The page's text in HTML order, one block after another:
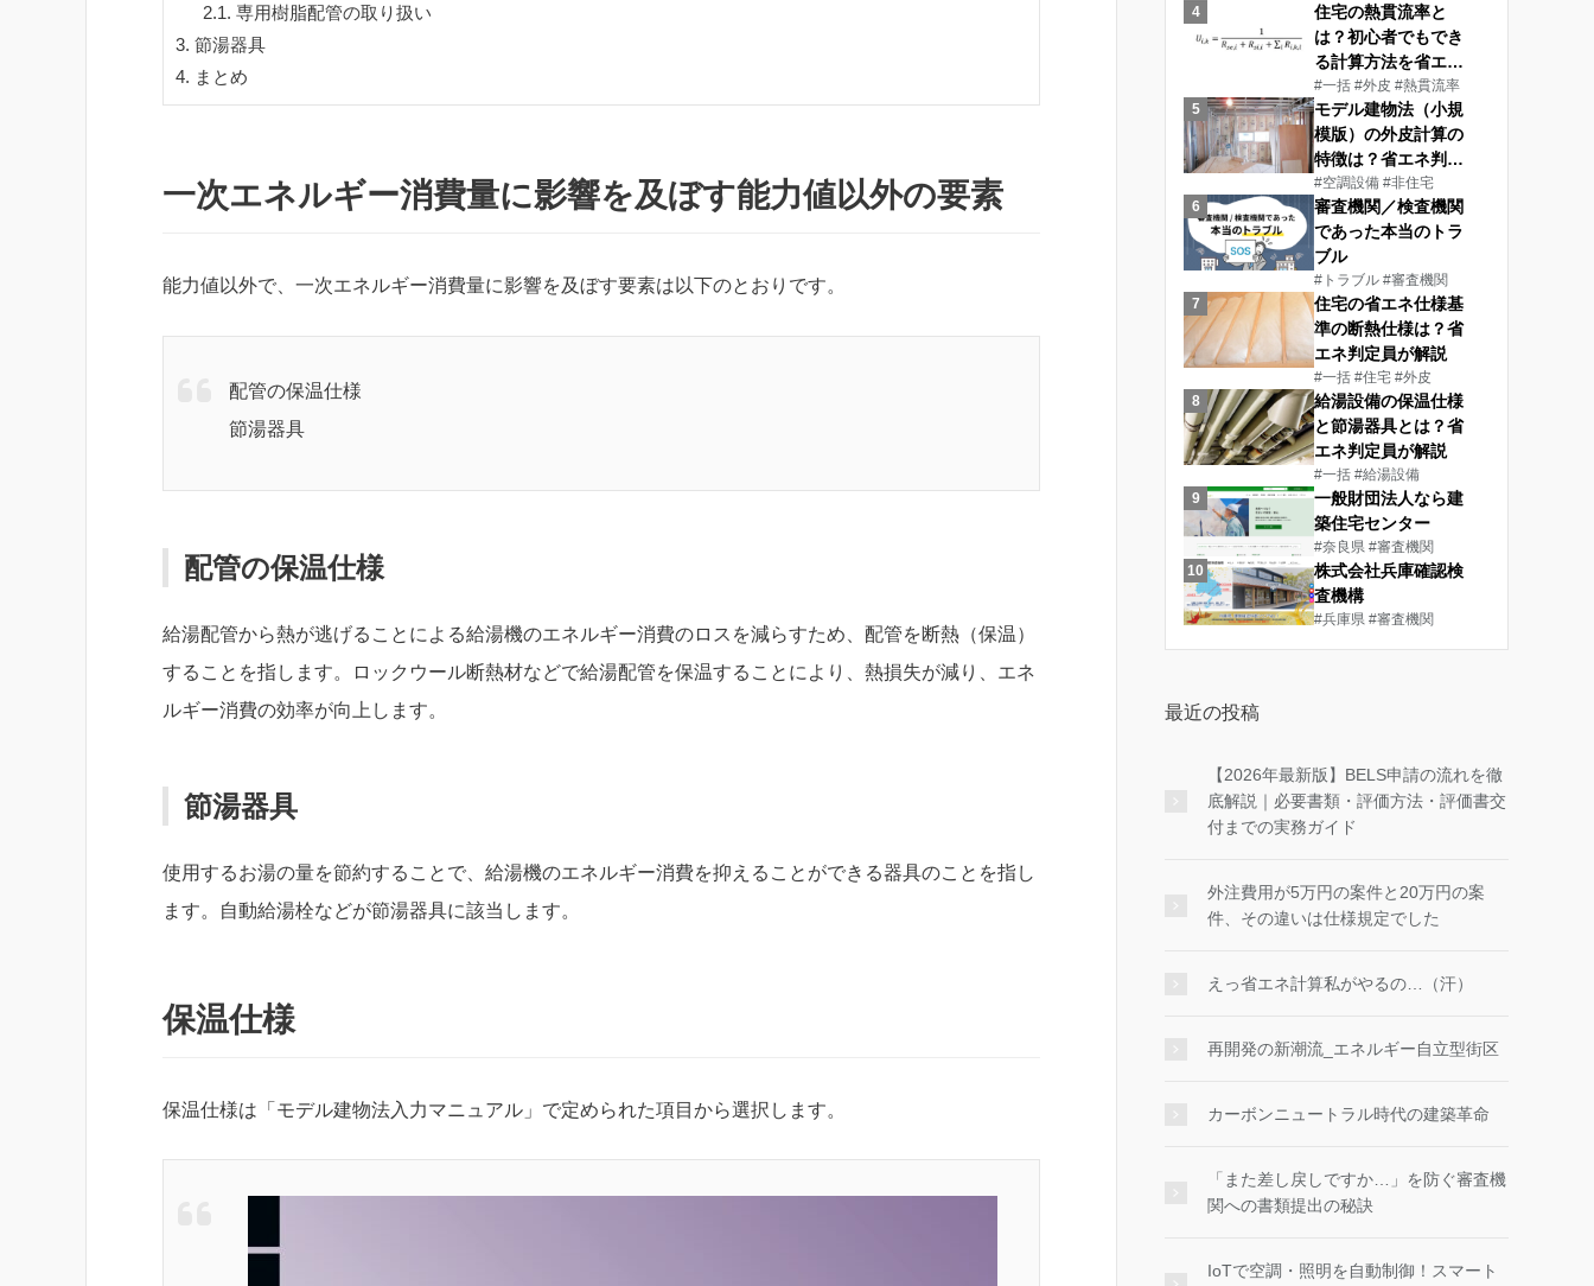
2.1. 専用樹脂配管の取り扱い
3. 節湯器具
4. まとめ
一次エネルギー消費量に影響を及ぼす能力値以外の要素
能力値以外で、一次エネルギー消費量に影響を及ぼす要素は以下のとおりです。
配管の保温仕様
節湯器具
配管の保温仕様
給湯配管から熱が逃げることによる給湯機のエネルギー消費のロスを減らすため、配管を断熱（保温）
することを指します。ロックウール断熱材などで給湯配管を保温することにより、熱損失が減り、エネ
ルギー消費の効率が向上します。
節湯器具
使用するお湯の量を節約することで、給湯機のエネルギー消費を抑えることができる器具のことを指し
ます。自動給湯栓などが節湯器具に該当します。
保温仕様
保温仕様は「モデル建物法入力マニュアル」で定められた項目から選択します。
4
住宅の熱貫流率と
は？初心者でもでき
る計算方法を省エネ
判定員が紹介
#一括 #外皮 #熱貫流率
5
モデル建物法（小規
模版）の外皮計算の
特徴は？省エネ判定
員が解説
#空調設備 #非住宅
6
審査機関／検査機関
であった本当のトラ
ブル
#トラブル #審査機関
7
住宅の省エネ仕様基
準の断熱仕様は？省
エネ判定員が解説
#一括 #住宅 #外皮
8
給湯設備の保温仕様
と節湯器具とは？省
エネ判定員が解説
#一括 #給湯設備
9
一般財団法人なら建
築住宅センター
#奈良県 #審査機関
10
株式会社兵庫確認検
査機構
#兵庫県 #審査機関
最近の投稿
【2026年最新版】BELS申請の流れを徹
底解説｜必要書類・評価方法・評価書交
付までの実務ガイド
外注費用が5万円の案件と20万円の案
件、その違いは仕様規定でした
えっ省エネ計算私がやるの…（汗）
再開発の新潮流_エネルギー自立型街区
カーボンニュートラル時代の建築革命
「また差し戻しですか…」を防ぐ審査機
関への書類提出の秘訣
IoTで空調・照明を自動制御！スマート